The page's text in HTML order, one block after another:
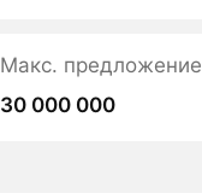
Макс. предложение
30 000 000